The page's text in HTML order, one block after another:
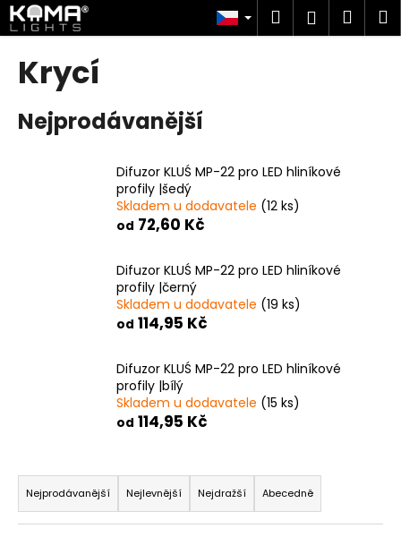
Přejít
na
obsah
Hledat
Krycí
Nejprodávanější
Difuzor KLUŚ MP-22 pro LED hliníkové
profily |šedý
Skladem u dodavatele (12 ks)
od 72,60 Kč
Difuzor KLUŚ MP-22 pro LED hliníkové
profily |černý
Skladem u dodavatele (19 ks)
od 114,95 Kč
Difuzor KLUŚ MP-22 pro LED hliníkové
profily |bílý
Skladem u dodavatele (15 ks)
od 114,95 Kč
Ř
a
z
Nejprodávanější Nejlevnější Nejdražší Abecedně
K
o
o
í
t
?